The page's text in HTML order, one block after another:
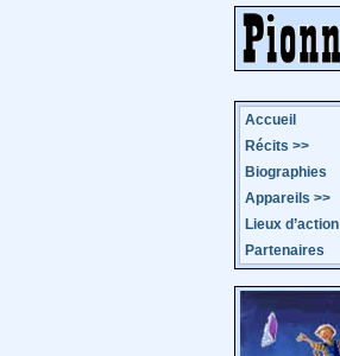
Accueil
Récits >>
Biographies
Appareils >>
Lieux d’action
Partenaires